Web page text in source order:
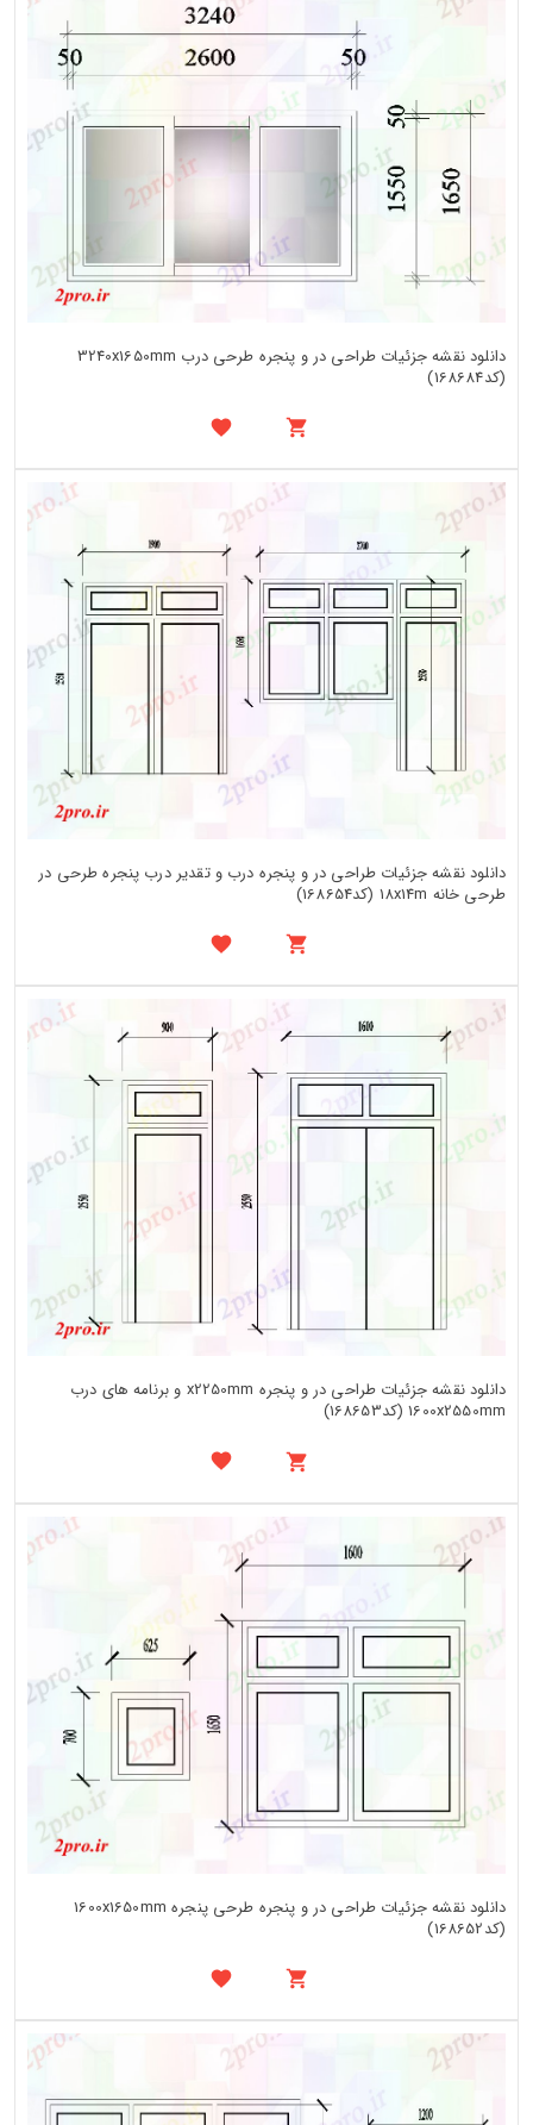
دانلود نقشه جزئیات طراحی در و پنجره طرحی درب 3240x1650mm
(کد168684)
دانلود نقشه جزئیات طراحی در و پنجره درب و تقدیر درب پنجره طرحی در
طرحی خانه 18x14m (کد168654)
دانلود نقشه جزئیات طراحی در و پنجره x2250mm و برنامه های درب
1600x2550mm (کد168653)
دانلود نقشه جزئیات طراحی در و پنجره طرحی پنجره 1600x1650mm
(کد168652)